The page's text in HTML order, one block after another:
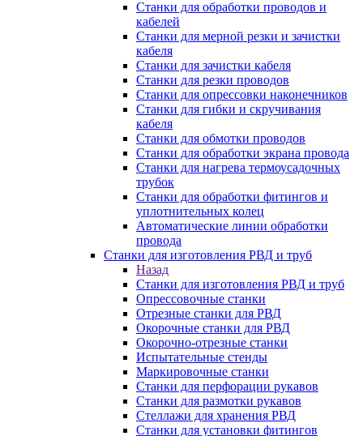
Станки для обработки проводов и
кабелей
Станки для мерной резки и зачистки
кабеля
Станки для зачистки кабеля
Станки для резки проводов
Станки для опрессовки наконечников
Станки для гибки и скручивания
кабеля
Станки для обмотки проводов
Станки для обработки экрана провода
Станки для нагрева термоусадочных
трубок
Станки для обработки фитингов и
уплотнительных колец
Автоматические линии обработки
провода
Станки для изготовления РВД и труб
Назад
Станки для изготовления РВД и труб
Опрессовочные станки
Отрезные станки для РВД
Окорочные станки для РВД
Окорочно-отрезные станки
Испытательные стенды
Маркировочные станки
Станки для перфорации рукавов
Станки для размотки рукавов
Стеллажи для хранения РВД
Станки для установки фитингов